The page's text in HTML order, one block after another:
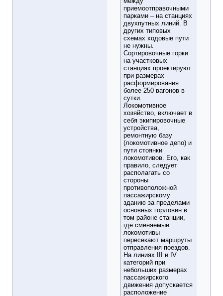
приемоотправочными
парками – на станциях
двухпутных линий. В
других типовых
схемах ходовые пути
не нужны.
Сортировочные горки
на участковых
станциях проектируют
при размерах
расформирования
более 250 вагонов в
сутки.
Локомотивное
хозяйство, включает в
себя экипировочные
устройства,
ремонтную базу
(локомотивное депо) и
пути стоянки
локомотивов. Его, как
правило, следует
располагать со
стороны
противоположной
пассажирскому
зданию за пределами
основных горловин в
том районе станции,
где сменяемые
локомотивы
пересекают маршруты
отправления поездов.
На линиях III и IV
категорий при
небольших размерах
пассажирского
движения допускается
расположение